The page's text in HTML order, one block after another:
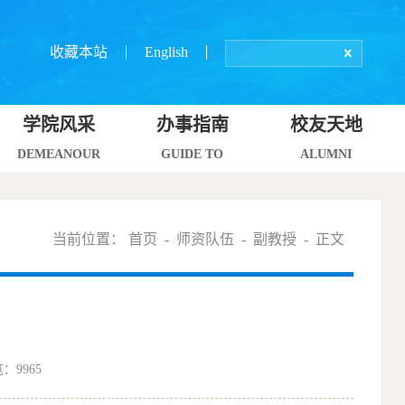
收藏本站 English
学院风采
DEMEANOUR
办事指南
GUIDE TO
校友天地
ALUMNI
当前位置： 首页 - 师资队伍 - 副教授 - 正文
9965